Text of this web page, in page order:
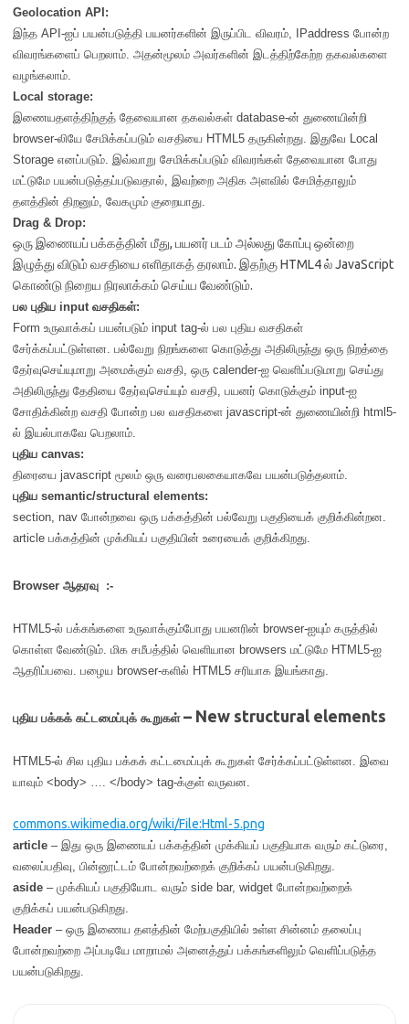
Geolocation API:
இந்த API-ஐப் பயன்படுத்தி பயனர்களின் இருப்பிட விவரம், IPaddress போன்ற
விவரங்களைப் பெறலாம். அதன்மூலம் அவர்களின் இடத்திற்கேற்ற தகவல்களை
வழங்கலாம்.
Local storage:
இணையதளத்திற்குத் தேவையான தகவல்கள் database-ன் துணையின்றி
browser-லியே சேமிக்கப்படும் வசதியை HTML5 தருகின்றது. இதுவே Local
Storage எனப்படும். இவ்வாறு சேமிக்கப்படும் விவரங்கள் தேவையான போது
மட்டுமே பயன்படுத்தப்படுவதால், இவற்றை அதிக அளவில் சேமித்தாலும்
தளத்தின் திறனும், வேகமும் குறையாது.
Drag & Drop:
ஒரு இணையப் பக்கத்தின் மீது, பயனர் படம் அல்லது கோப்பு ஒன்றை
இழுத்து விடும் வசதியை எளிதாகத் தரலாம். இதற்கு HTML4 ல் JavaScript
கொண்டு நிறைய நிரலாக்கம் செய்ய வேண்டும்.
பல புதிய input வசதிகள்:
Form உருவாக்கப் பயன்படும் input tag-ல் பல புதிய வசதிகள்
சேர்க்கப்பட்டுள்ளன. பல்வேறு நிறங்களை கொடுத்து அதிலிருந்து ஒரு நிறத்தை
தேர்வுசெய்யுமாறு அமைக்கும் வசதி, ஒரு calender-ஐ வெளிப்படுமாறு செய்து
அதிலிருந்து தேதியை தேர்வுசெய்யும் வசதி, பயனர் கொடுக்கும் input-ஐ
சோதிக்கின்ற வசதி போன்ற பல வசதிகளை javascript-ன் துணையின்றி html5-
ல் இயல்பாகவே பெறலாம்.
புதிய canvas:
திரையை javascript மூலம் ஒரு வரைபலகையாகவே பயன்படுத்தலாம்.
புதிய semantic/structural elements:
section, nav போன்றவை ஒரு பக்கத்தின் பல்வேறு பகுதியைக் குறிக்கின்றன.
article பக்கத்தின் முக்கியப் பகுதியின் உரையைக் குறிக்கிறது.
Browser ஆதரவு :-
HTML5-ல் பக்கங்களை உருவாக்கும்போது பயனரின் browser-ஐயும் கருத்தில்
கொள்ள வேண்டும். மிக சமீபத்தில் வெளியான browsers மட்டுமே HTML5-ஐ
ஆதரிப்பவை. பழைய browser-களில் HTML5 சரியாக இயங்காது.
புதிய பக்கக் கட்டமைப்புக் கூறுகள்– New structural elements
HTML5-ல் சில புதிய பக்கக் கட்டமைப்புக் கூறுகள் சேர்க்கப்பட்டுள்ளன. இவை
யாவும் <body> …. </body> tag-க்குள் வருவன.
commons.wikimedia.org/wiki/File:Html-5.png
article – இது ஒரு இணையப் பக்கத்தின் முக்கியப் பகுதியாக வரும் கட்டுரை,
வலைப்பதிவு, பின்னூட்டம் போன்றவற்றைக் குறிக்கப் பயன்படுகிறது.
aside – முக்கியப் பகுதியோட வரும் side bar, widget போன்றவற்றைக்
குறிக்கப் பயன்படுகிறது.
Header – ஒரு இணைய தளத்தின் மேற்பகுதியில் உள்ள சின்னம் தலைப்பு
போன்றவற்றை அப்படியே மாறாமல் அனைத்துப் பக்கங்களிலும் வெளிப்படுத்த
பயன்படுகிறது.